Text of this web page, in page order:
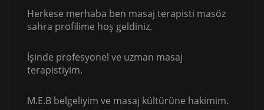
Herkese merhaba ben masaj terapisti masöz
sahra profilime hoş geldiniz.
İşinde profesyonel ve uzman masaj
terapistiyim.
M.E.B belgeliyim ve masaj kültürüne hakimim.